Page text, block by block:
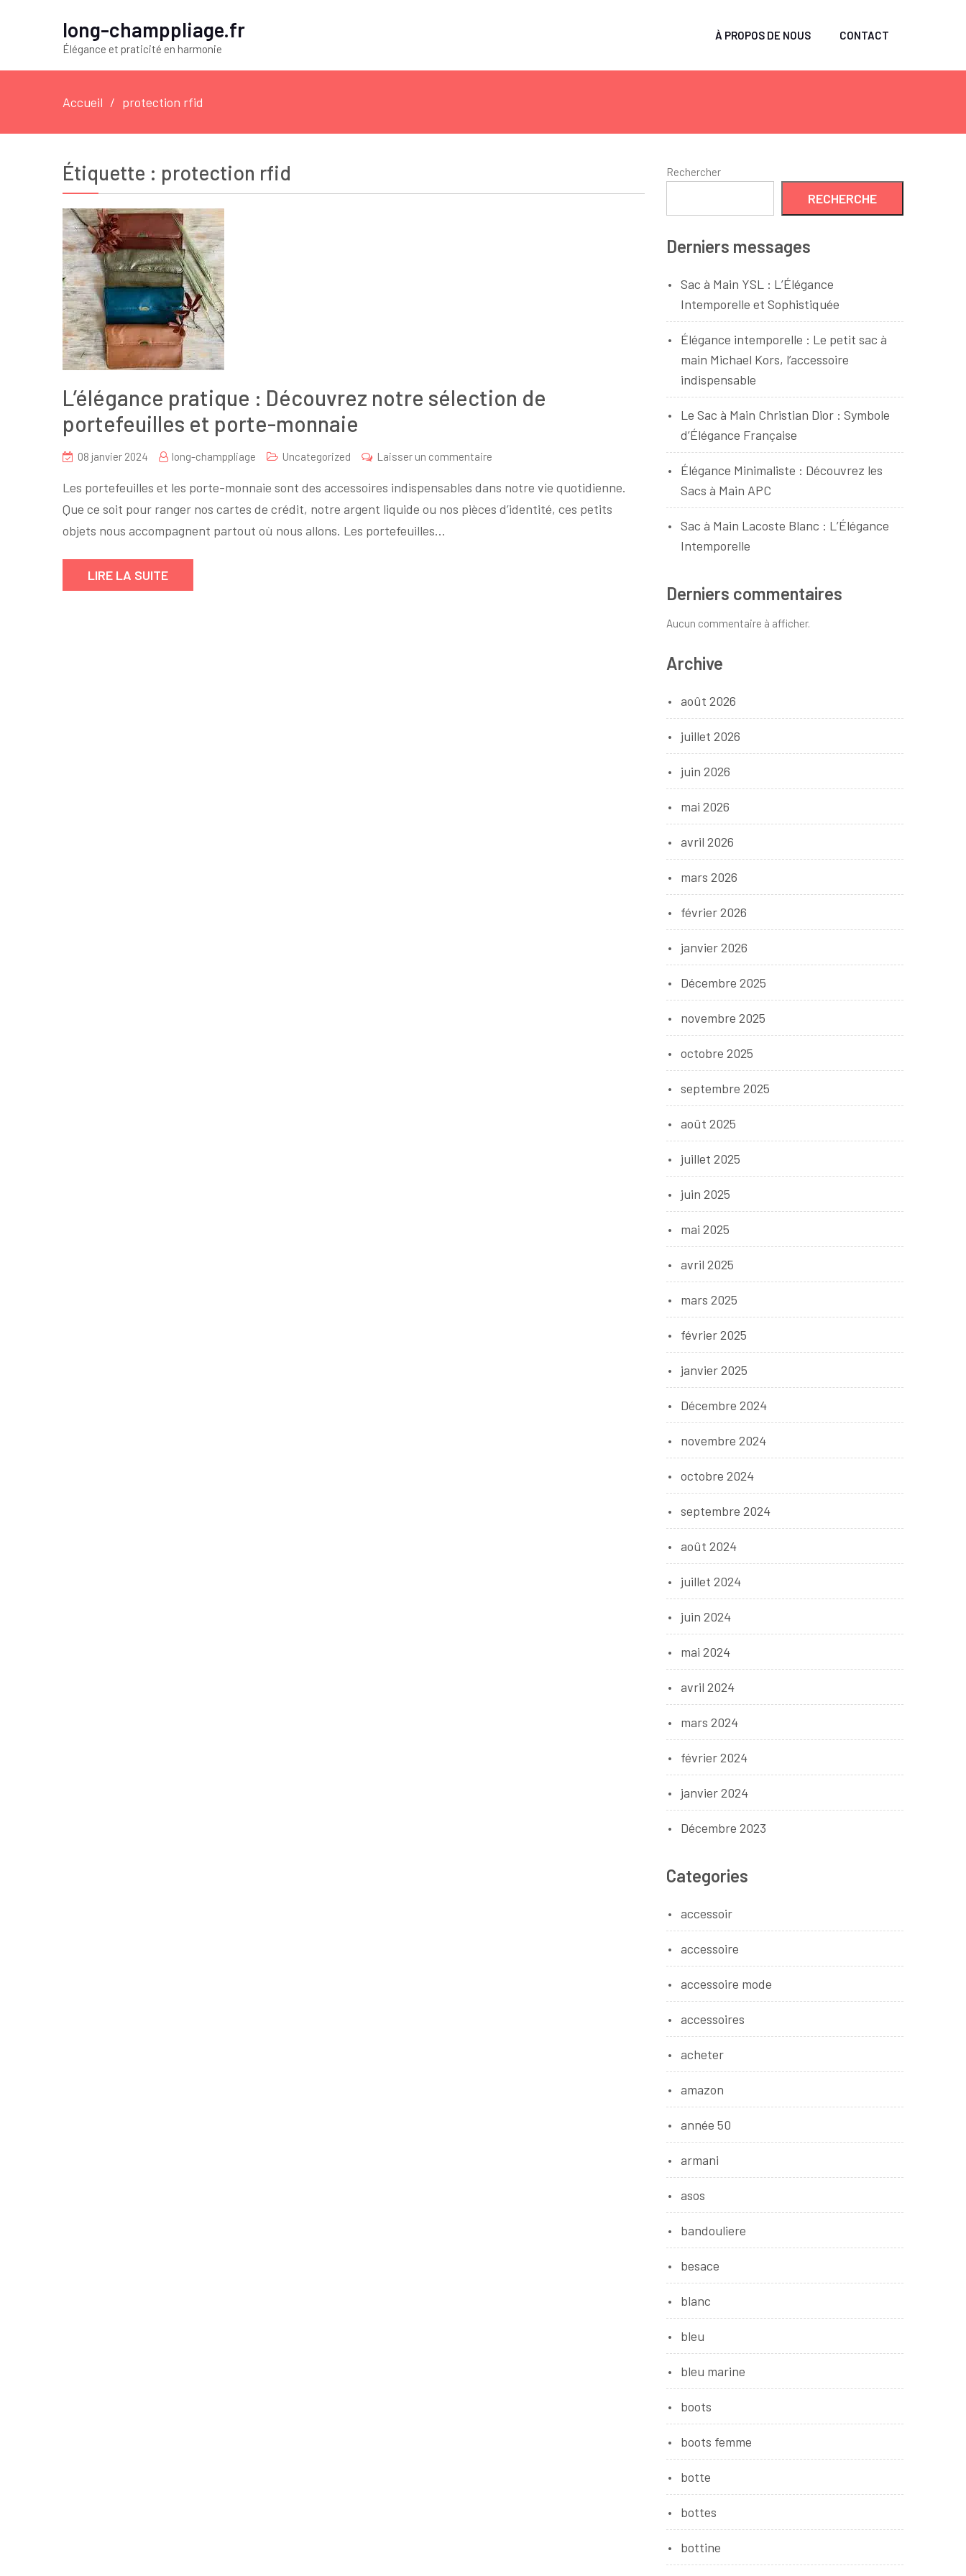
long-champpliage.fr
Élégance et praticité en harmonie
À PROPOS DE NOUS CONTACT
Accueil protection rfid
Étiquette : protection rfid
L’élégance pratique : Découvrez notre sélection de
portefeuilles et porte-monnaie
08 janvier 2024 long-champpliage Uncategorized Laisser un commentaire
pratique
:
Les portefeuilles et les porte-monnaie sont des accessoires indispensables dans notre vie quotidienne.
Que ce soit pour ranger nos cartes de crédit, notre argent liquide ou nos pièces d’identité, ces petits
objets nous accompagnent partout où nous allons. Les portefeuilles…
LIRE LA SUITE
Rechercher
RECHERCHE
Derniers messages
Sac à Main YSL : L’Élégance
Intemporelle et Sophistiquée
Élégance intemporelle : Le petit sac à
main Michael Kors, l’accessoire
indispensable
Le Sac à Main Christian Dior : Symbole
d’Élégance Française
Élégance Minimaliste : Découvrez les
Sacs à Main APC
Sac à Main Lacoste Blanc : L’Élégance
Intemporelle
Derniers commentaires
Aucun commentaire à afficher.
Archive
août 2026
juillet 2026
juin 2026
mai 2026
avril 2026
mars 2026
février 2026
janvier 2026
Décembre 2025
novembre 2025
octobre 2025
septembre 2025
août 2025
juillet 2025
juin 2025
mai 2025
avril 2025
mars 2025
février 2025
janvier 2025
Décembre 2024
novembre 2024
octobre 2024
septembre 2024
août 2024
juillet 2024
juin 2024
mai 2024
avril 2024
mars 2024
février 2024
janvier 2024
Décembre 2023
Categories
accessoir
accessoire
accessoire mode
accessoires
acheter
amazon
année 50
armani
asos
bandouliere
besace
blanc
bleu
bleu marine
boots
boots femme
botte
bottes
bottine